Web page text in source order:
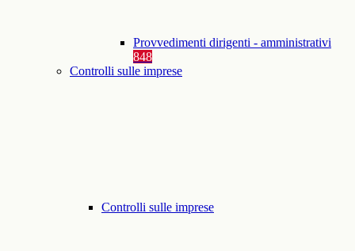
Provvedimenti dirigenti - amministrativi
848
Controlli sulle imprese
Controlli sulle imprese